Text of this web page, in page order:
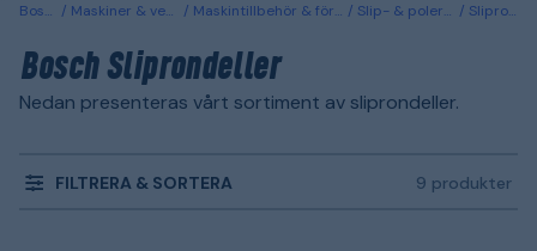
Bosch Maskiner & verktyg Maskintillbehör & förbrukning Slip- & polerrondeller Sliprondeller
Bosch Sliprondeller
Nedan presenteras vårt sortiment av sliprondeller.
FILTRERA & SORTERA 9 produkter